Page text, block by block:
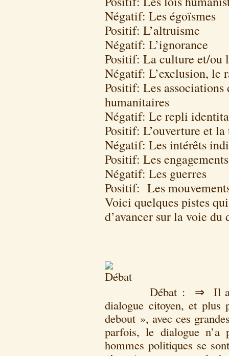
Négatif: Les égoïsmes
Positif: L’altruisme
Négatif: L’ignorance
Positif: La culture et/ou
Négatif: L’exclusion, le
Positif: Les associations
humanitaires
Négatif: Le repli
Positif: L’ouverture et
Négatif: Les intérêts
Positif: Les
Négatif: Les guerres
Positif: Les
Voici quelques pistes
d’avancer sur la voie
Débat : ⇒ Il a
dialogue citoyen, et plus
debout », avec ces
parfois, le dialogue
hommes politiques se